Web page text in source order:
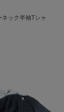
ック半袖Tシャ